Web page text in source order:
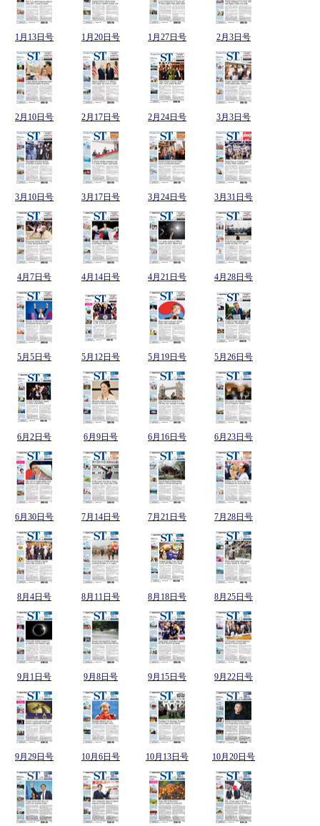
1月13日号 1月20日号 1月27日号 2月3日号
2月10日号 2月17日号 2月24日号 3月3日号
3月10日号 3月17日号 3月24日号 3月31日号
4月7日号 4月14日号 4月21日号 4月28日号
5月5日号 5月12日号 5月19日号 5月26日号
6月2日号 6月9日号 6月16日号 6月23日号
6月30日号 7月14日号 7月21日号 7月28日号
8月4日号 8月11日号 8月18日号 8月25日号
9月1日号 9月8日号 9月15日号 9月22日号
9月29日号 10月6日号 10月13日号 10月20日号